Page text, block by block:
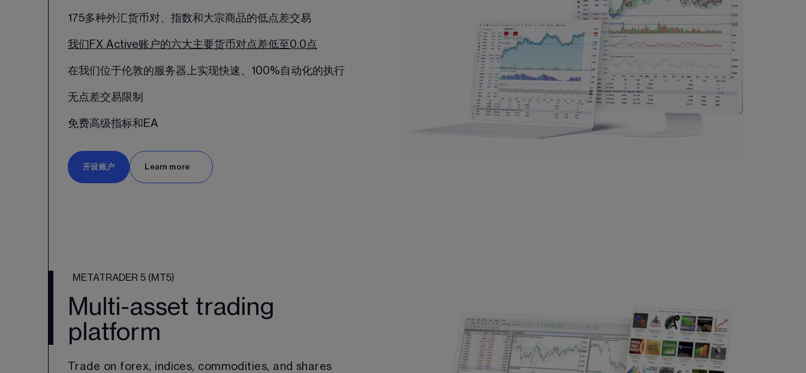
175多种外汇货币对、指数和大宗商品的低点差交易
我们FX Active账户的六大主要货币对点差低至0.0点
在我们位于伦敦的服务器上实现快速、100%自动化的执行
无点差交易限制
免费高级指标和EA
开设账户 Learn more
METATRADER 5 (MT5)
Multi-asset trading
platform
Trade on forex, indices, commodities, and shares